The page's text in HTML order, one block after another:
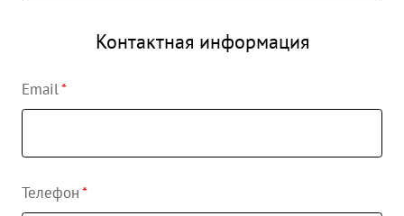
Контактная информация
Email
Телефон